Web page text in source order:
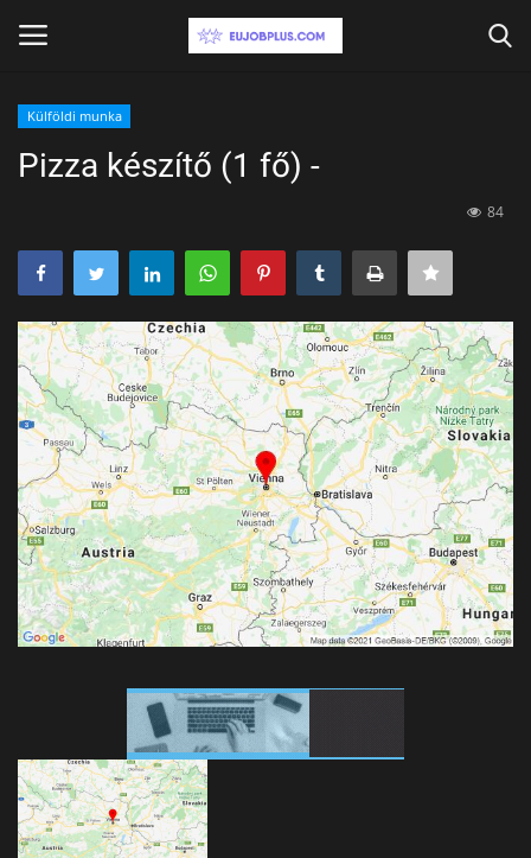
Németország
Ausztria
Aktív álláskeresés
Külföldi munka
Távmunka
Hirdetési árak
Állásajánlatok
Szolgáltatások
Nyelv
Magyar English
Külföldi munka
Pizza készítő (1 fő) -
84